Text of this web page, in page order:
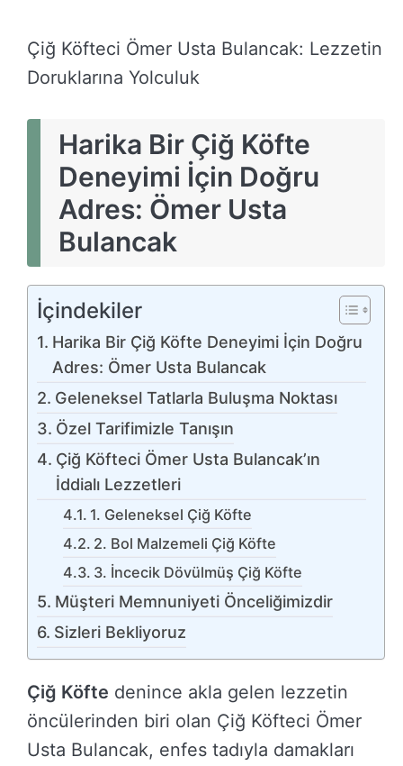
Çiğ Köfteci Ömer Usta Bulancak: Lezzetin
Doruklarına Yolculuk
Harika Bir Çiğ Köfte
Deneyimi İçin Doğru
Adres: Ömer Usta
Bulancak
İçindekiler
Harika Bir Çiğ Köfte Deneyimi İçin Doğru
Adres: Ömer Usta Bulancak
Geleneksel Tatlarla Buluşma Noktası
Özel Tarifimizle Tanışın
Çiğ Köfteci Ömer Usta Bulancak’ın
İddialı Lezzetleri
1. Geleneksel Çiğ Köfte
2. Bol Malzemeli Çiğ Köfte
3. İncecik Dövülmüş Çiğ Köfte
Müşteri Memnuniyeti Önceliğimizdir
Sizleri Bekliyoruz
Çiğ Köfte denince akla gelen lezzetin
öncülerinden biri olan Çiğ Köfteci Ömer
Usta Bulancak, enfes tadıyla damakları